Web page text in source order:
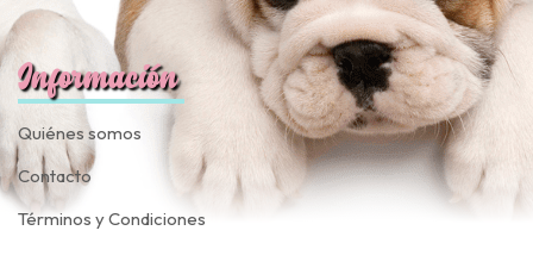
Información
Quiénes somos
Contacto
Términos y Condiciones